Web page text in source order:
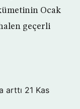
Ocak
geçerli
arttı 21 Kas